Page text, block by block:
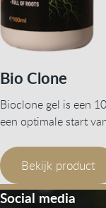
Bio Clone
Bioclone gel is een
een optimale start
Bekijk product
Social media